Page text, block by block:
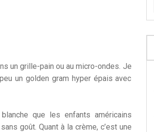
un grille-pain ou au micro-ondes. Je
un golden gram hyper épais avec
que les enfants américains
goût. Quant à la crème, c’est une